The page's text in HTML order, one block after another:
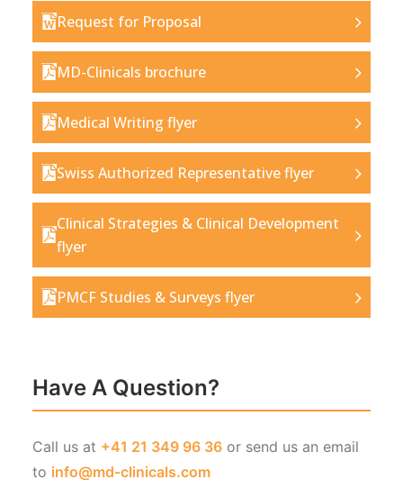
Request for Proposal
MD-Clinicals brochure
Medical Writing flyer
Swiss Authorized Representative flyer
Clinical Strategies & Clinical Development
flyer
PMCF Studies & Surveys flyer
Have A Question?
Call us at +41 21 349 96 36 or send us an email
to info@md-clinicals.com